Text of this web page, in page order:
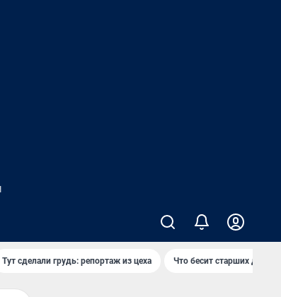
Тут сделали грудь: репортаж из цеха Что бесит старших детей